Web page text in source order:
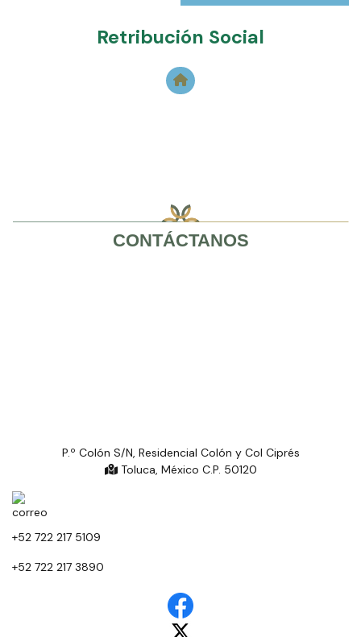
Retribución Social
CONTÁCTANOS
P.º Colón S/N, Residencial Colón y Col Ciprés
Toluca, México C.P. 50120
+52 722 217 5109
+52 722 217 3890